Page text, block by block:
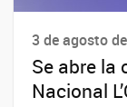
3 de agosto
Se abre la
Nacional